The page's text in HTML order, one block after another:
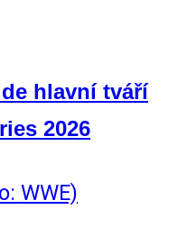
hlavní tváří
2026